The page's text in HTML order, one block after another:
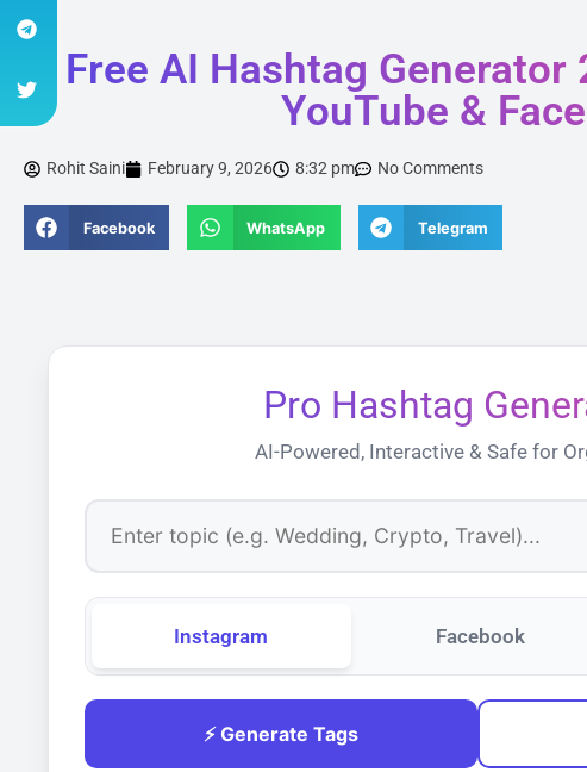
Free AI Hashtag Generator
YouTube &
Rohit Saini February 9, 2026 8:32 pm No Comments
Facebook WhatsApp Telegram
Pro Hashtag
AI-Powered, Interactive & Safe for
Instagram Facebook
⚡ Generate Tags